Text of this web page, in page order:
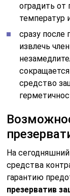
оградить от
температур
сразу после
извлечь
средство
На
средства
гарантию
презерватив